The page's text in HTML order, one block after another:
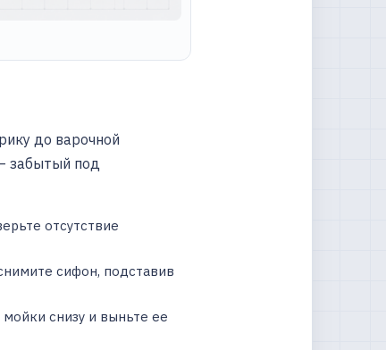
до варочной
забытый под
отсутствие
сифон, подставив
снизу и выньте ее